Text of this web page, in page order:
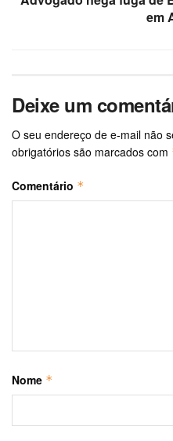
em
Deixe um
O seu endereço de e-mail não
obrigatórios são marcados com
Comentário *
Nome *